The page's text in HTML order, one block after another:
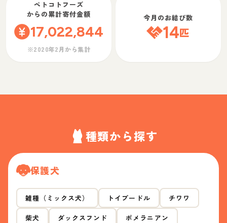
ペトコトフーズ
からの累計寄付金額
17,022,844
※2020年2月から集計
今月のお結び数
14匹
種類から探す
保護犬
雑種（ミックス犬） トイプードル チワワ
柴犬 ダックスフンド ポメラニアン